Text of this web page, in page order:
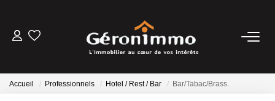
Accueil Professionnels Hotel / Rest / Bar Bar/Tabac/Brass.